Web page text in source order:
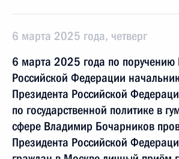
6 марта 2025 года, четверг
6 марта 2025 года по поручению
Российской Федерации
Президента Российской
по государственной политике в
сфере Владимир Бочарников
Президента Российской